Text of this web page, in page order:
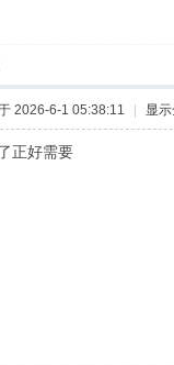
2026-6-1 05:38:11 显
正好需要